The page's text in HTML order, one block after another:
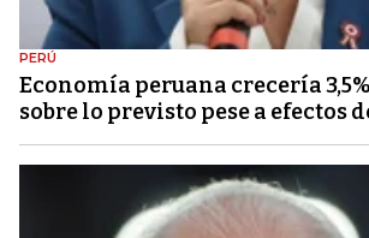
PERÚ
Economía peruana crecería
sobre lo previsto pese a efectos